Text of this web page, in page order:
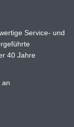
Service- und
40 Jahre
an